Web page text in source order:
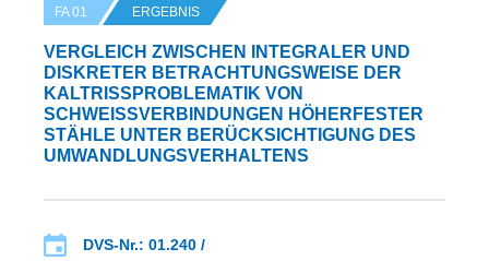
FA 01 ERGEBNIS
VERGLEICH ZWISCHEN INTEGRALER UND
DISKRETER BETRACHTUNGSWEISE DER
KALTRISSPROBLEMATIK VON S
CHWEISSVERBINDUNGEN HÖHERFESTER ST
ÄHLE UNTER BERÜCKSICHTIGUNG DES UM
WANDLUNGSVERHALTENS
DVS-Nr.: 01.240 /